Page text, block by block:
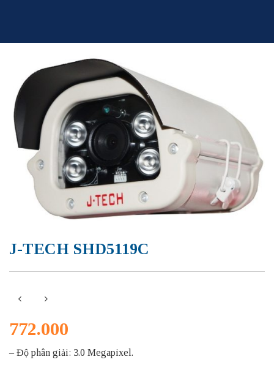
J-TECH SHD5119C
772.000
– Độ phân giải: 3.0 Megapixel.